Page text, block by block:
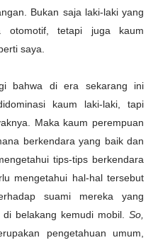
Bukan saja laki-laki yang
otomotif, tetapi juga kaum
saya.
bahwa di era sekarang ini
kaum laki-laki, tapi
Maka kaum perempuan
berkendara yang baik dan
tips-tips berkendara
mengetahui hal-hal tersebut
suami mereka yang
belakang kemudi mobil. So
pengetahuan umum,